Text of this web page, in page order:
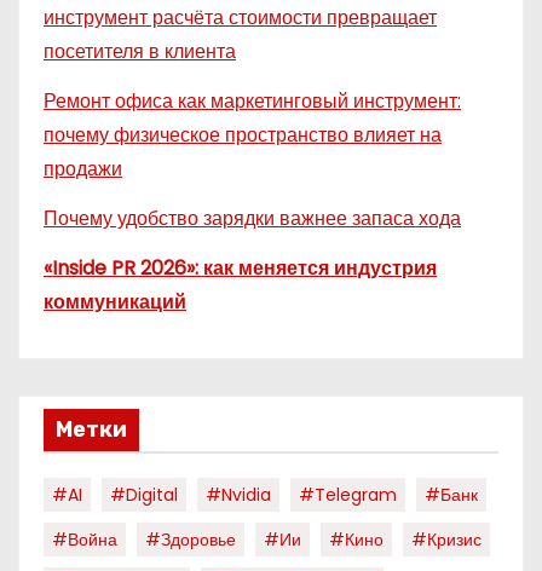
инструмент расчёта стоимости превращает
посетителя в клиента
Ремонт офиса как маркетинговый инструмент:
почему физическое пространство влияет на
продажи
Почему удобство зарядки важнее запаса хода
«Inside PR 2026»: как меняется индустрия
коммуникаций
Метки
#AI #digital #nvidia #telegram
#банк
#война
#здоровье #ии #кино
#кризис